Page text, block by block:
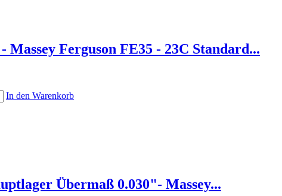
Ferguson FE35 - 23C Standard...
In den Warenkorb
Übermaß 0.030"- Massey...